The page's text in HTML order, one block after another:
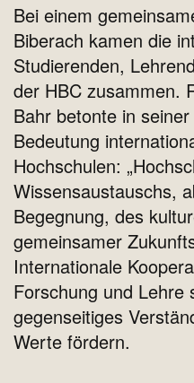
Bei einem
Biberach kamen die
Studierenden,
der HBC zusammen.
Bahr betonte in
Bedeutung
Hochschulen:
Wissensaustauschs,
Begegnung, des
gemeinsamer
Internationale
Forschung und Lehre
gegenseitiges
Werte fördern.